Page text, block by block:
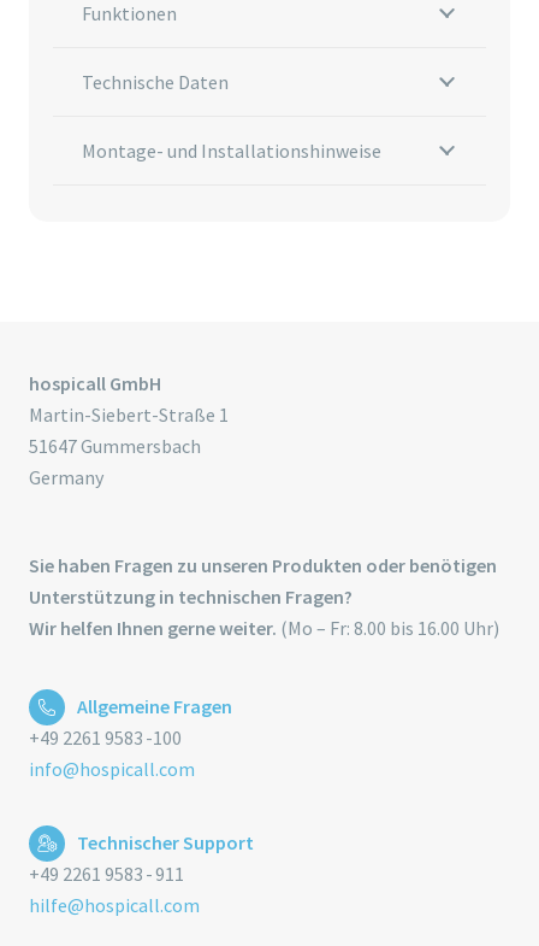
Funktionen
Technische Daten
Montage- und Installationshinweise
hospicall GmbH
Martin-Siebert-Straße 1
51647 Gummersbach
Germany
Sie haben Fragen zu unseren Produkten oder benötigen
Unterstützung in technischen Fragen?
Wir helfen Ihnen gerne weiter. (Mo – Fr: 8.00 bis 16.00 Uhr)
Allgemeine Fragen
+49 2261 9583 -100
info@hospicall.com
Technischer Support
+49 2261 9583 - 911
hilfe@hospicall.com